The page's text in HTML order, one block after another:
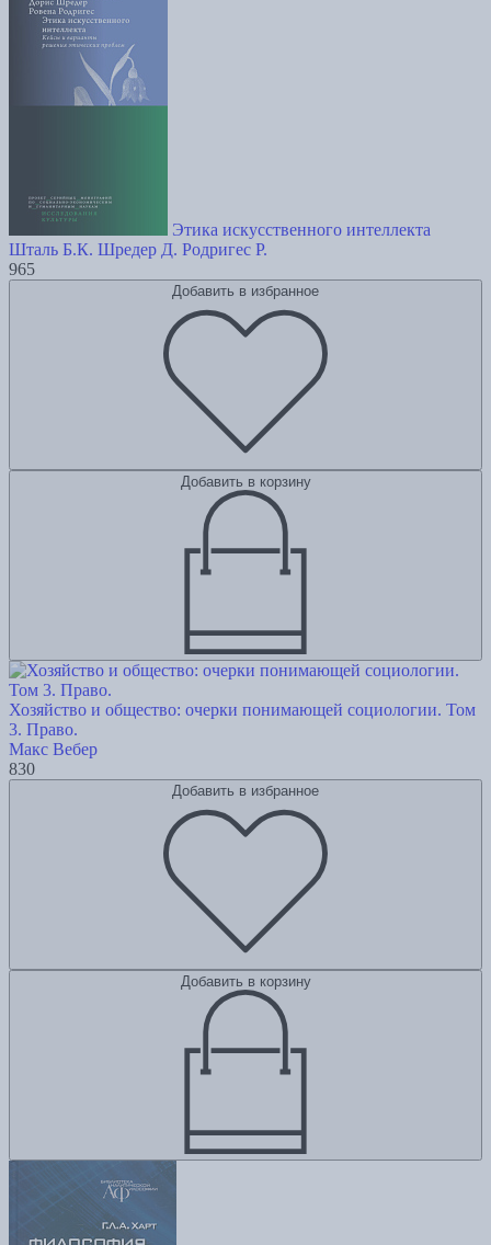
Этика искусственного интеллекта
Шталь Б.К. Шредер Д. Родригес Р.
965
Добавить в избранное
Добавить в корзину
Хозяйство и общество: очерки понимающей социологии. Том
3. Право.
Макс Вебер
830
Добавить в избранное
Добавить в корзину